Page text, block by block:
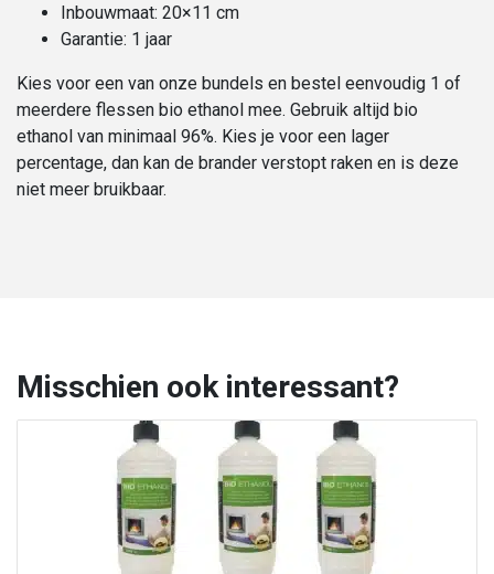
Inbouwmaat: 20×11 cm
Garantie: 1 jaar
Kies voor een van onze bundels en bestel eenvoudig 1 of
meerdere flessen bio ethanol mee. Gebruik altijd bio
ethanol van minimaal 96%. Kies je voor een lager
percentage, dan kan de brander verstopt raken en is deze
niet meer bruikbaar.
Misschien ook interessant?